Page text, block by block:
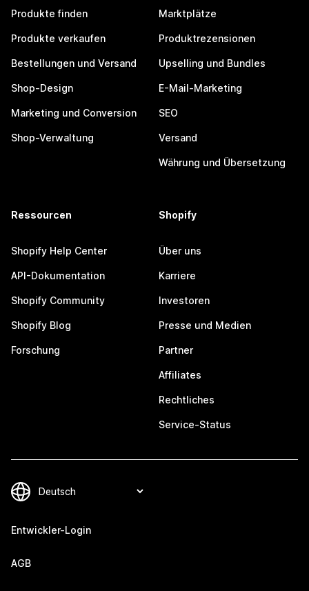
Produkte finden
Produkte verkaufen
Bestellungen und Versand
Shop-Design
Marketing und Conversion
Shop-Verwaltung
Marktplätze
Produktrezensionen
Upselling und Bundles
E-Mail-Marketing
SEO
Versand
Währung und Übersetzung
Ressourcen
Shopify Help Center
API-Dokumentation
Shopify Community
Shopify Blog
Forschung
Shopify
Über uns
Karriere
Investoren
Presse und Medien
Partner
Affiliates
Rechtliches
Service-Status
Entwickler-Login
AGB